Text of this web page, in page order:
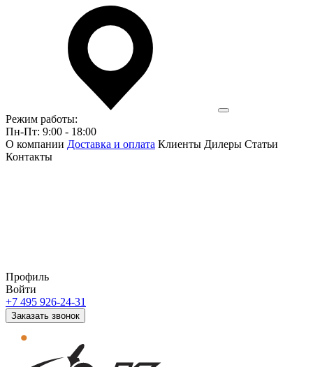
Режим работы:
Пн-Пт: 9:00 - 18:00
О компании Доставка и оплата Клиенты Дилеры Статьи
Контакты
Профиль
Войти
+7 495 926-24-31
Заказать звонок